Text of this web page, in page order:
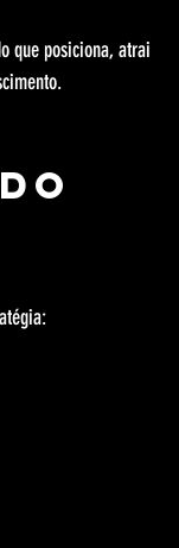
que posiciona, atrai